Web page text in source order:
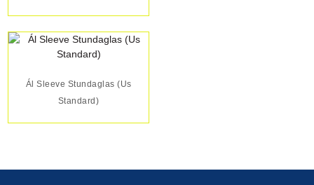
Ál Sleeve Stundaglas (Us
Standard)